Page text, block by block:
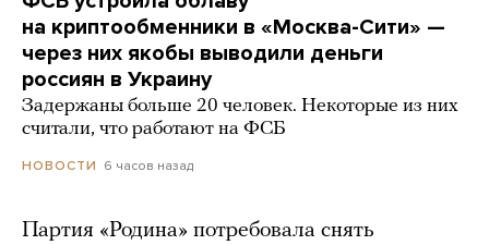
на криптообменники в «Москва-Сити» —
через них якобы выводили деньги
россиян в Украину
Задержаны больше 20 человек. Некоторые из них
считали, что работают на ФСБ
НОВОСТИ 6 часов назад
Партия «Родина» потребовала снять